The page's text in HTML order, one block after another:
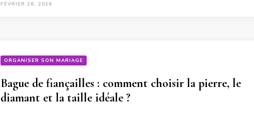
FÉVRIER 26, 2026
ORGANISER SON MARIAGE
Bague de fiançailles : comment choisir la pierre, le
diamant et la taille idéale ?